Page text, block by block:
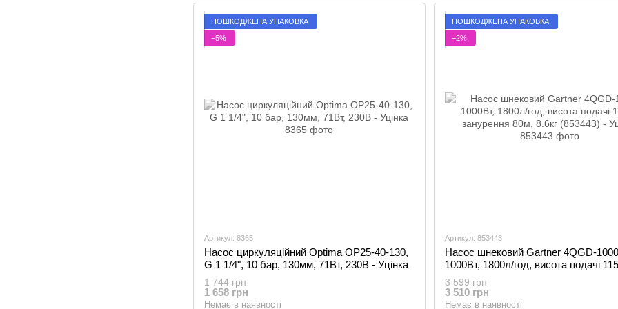
ПОШКОДЖЕНА УПАКОВКА
−5%
Артикул: 8365
Насос циркуляційний Optima OP25-40-130,
G 1 1/4", 10 бар, 130мм, 71Вт, 230В - Уцінка
1 744 грн
1 658 грн
Немає в наявності
ПОШКОДЖЕНА УПАКОВКА
−2%
Артикул: 853443
Насос шнековий Gartner 4QGD-
1000Вт, 1800л/год, висота подачі
занурення 80м, 8.6кг (853443) - Уцінка
3 599 грн
3 510 грн
Немає в наявності